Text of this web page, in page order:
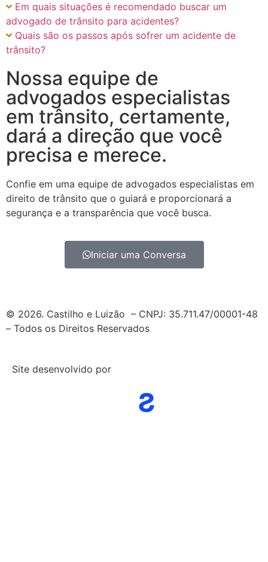
Em quais situações é recomendado buscar um
advogado de trânsito para acidentes?
Quais são os passos após sofrer um acidente de
trânsito?
Nossa equipe de
advogados especialistas
em trânsito, certamente,
dará a direção que você
precisa e merece.
Confie em uma equipe de advogados especialistas em
direito de trânsito que o guiará e proporcionará a
segurança e a transparência que você busca.
Iniciar uma Conversa
© 2026. Castilho e Luizão – CNPJ: 35.711.47/00001-48
– Todos os Direitos Reservados
Site desenvolvido por